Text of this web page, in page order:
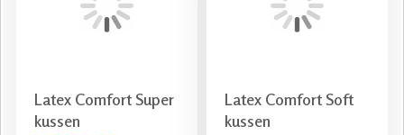
Latex Comfort Super
kussen
Latex Comfort Soft
kussen